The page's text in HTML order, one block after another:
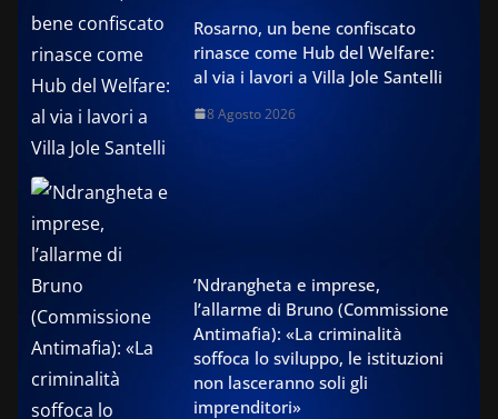
Rosarno, un bene confiscato
rinasce come Hub del Welfare:
al via i lavori a Villa Jole Santelli
8 Agosto 2026
’Ndrangheta e imprese,
l’allarme di Bruno (Commissione
Antimafia): «La criminalità
soffoca lo sviluppo, le istituzioni
non lasceranno soli gli
imprenditori»